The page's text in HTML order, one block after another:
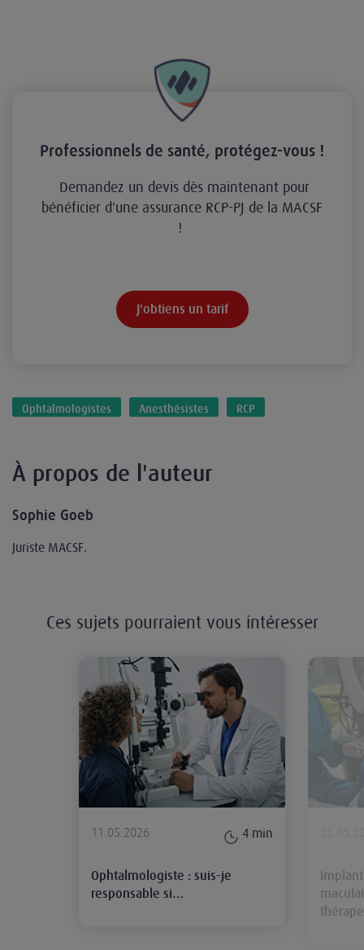
Professionnels de santé, protégez-vous !
Demandez un devis dès maintenant pour
bénéficier d'une assurance RCP-PJ de la MACSF
!
J'obtiens un tarif
Ophtalmologistes Anesthésistes RCP
À propos de l'auteur
Sophie Goeb
Juriste MACSF.
Ces sujets pourraient vous intéresser
Ophtalmologiste : suis-je
11.05.2026 4 min
Ophtalmologiste : suis-je
responsable si…